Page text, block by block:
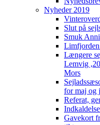
Nyheder 2019
Slut på
Smuk
Længere
Lemvig
Mors
for maj og
Referat,
Gavekort